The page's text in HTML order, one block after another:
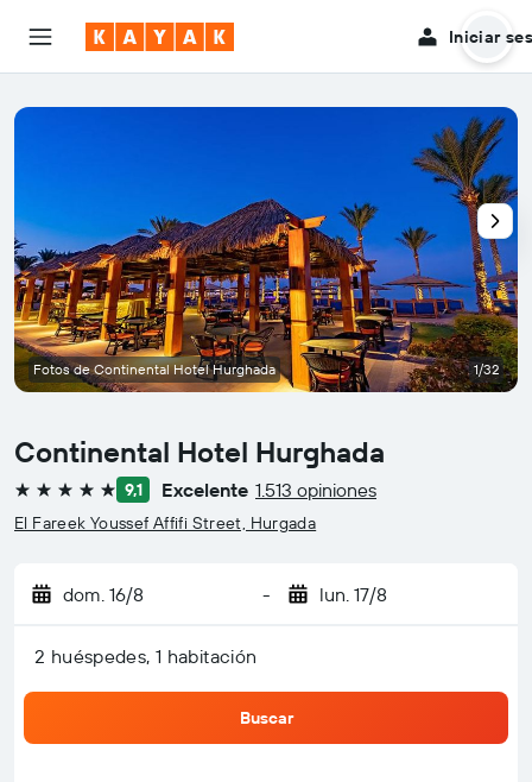
Iniciar
Continental Hotel Hurghada
5 estrellas 9,1 Excelente 1.513 opiniones
El Fareek Youssef Affifi Street, Hurgada
dom. 16/8 - lun. 17/8
2 huéspedes, 1 habitación
Buscar
Fotos de Continental Hotel Hurghada 1/32